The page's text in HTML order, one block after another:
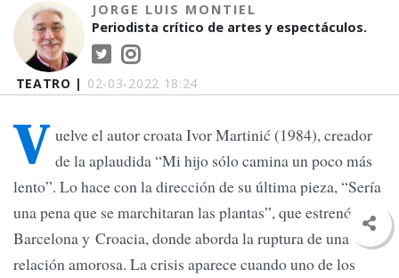
TEATRO | 02-03-2022 18:24
JORGE LUIS MONTIEL
Periodista crítico de artes y espectáculos.
V uelve el autor croata Ivor Martinić (1984), creador
de la aplaudida “Mi hijo sólo camina un poco más
lento”. Lo hace con la dirección de su última pieza, “Sería
una pena que se marchitaran las plantas”, que estrenó en
Barcelona y Croacia, donde aborda la ruptura de una
relación amorosa. La crisis aparece cuando uno de los